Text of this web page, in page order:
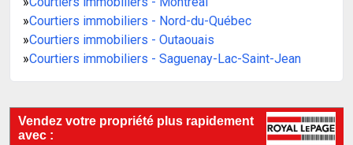
»Courtiers immobiliers - Nord-du-Québec
»Courtiers immobiliers - Outaouais
»Courtiers immobiliers - Saguenay-Lac-Saint-Jean